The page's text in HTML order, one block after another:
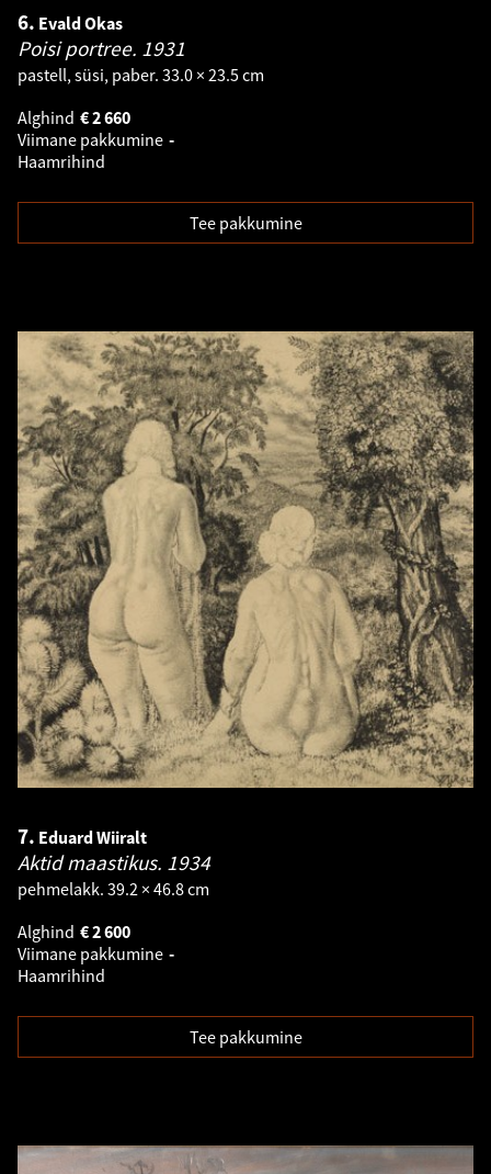
6. Evald Okas
Poisi portree. 1931
pastell, süsi, paber. 33.0 × 23.5 cm
Alghind
2 660
€
Viimane pakkumine -
Haamrihind
Tee pakkumine
7. Eduard Wiiralt
Aktid maastikus. 1934
pehmelakk. 39.2 × 46.8 cm
Alghind
2 600
€
Viimane pakkumine -
Haamrihind
Tee pakkumine